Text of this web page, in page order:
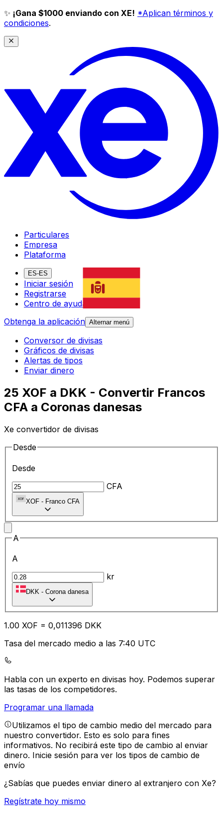
✨ ¡Gana $1000 enviando con XE! *Aplican términos y
condiciones.
Particulares
Empresa
Plataforma
ES-ES
Iniciar sesión
Registrarse
Centro de ayuda
Obtenga la aplicación Alternar menú
Conversor de divisas
Gráficos de divisas
Alertas de tipos
Enviar dinero
25 XOF a DKK - Convertir Francos
CFA a Coronas danesas
Xe convertidor de divisas
Desde
Desde
CFA
XOF - Franco CFA
A
A
kr
DKK - Corona danesa
1.00 XOF = 0,011396 DKK
Tasa del mercado medio a las 7:40 UTC
Habla con un experto en divisas hoy. Podemos superar
las tasas de los competidores.
Programar una llamada
Utilizamos el tipo de cambio medio del mercado para
nuestro convertidor. Esto es solo para fines
informativos. No recibirá este tipo de cambio al enviar
dinero. Inicie sesión para ver los tipos de cambio de
envío
¿Sabías que puedes enviar dinero al extranjero con Xe?
Regístrate hoy mismo